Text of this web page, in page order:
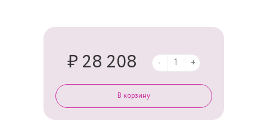
₽ 28 208 - +